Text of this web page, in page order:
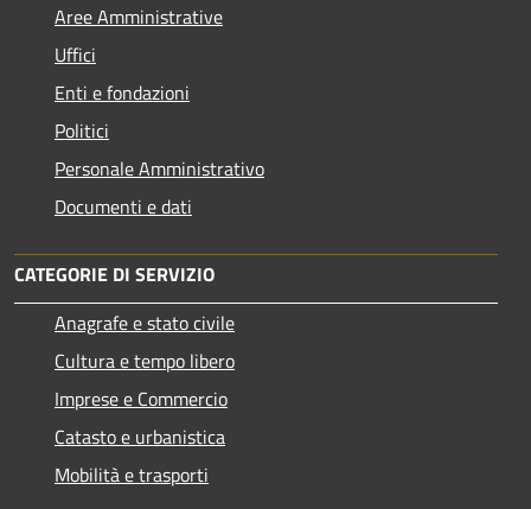
Aree Amministrative
Uffici
Enti e fondazioni
Politici
Personale Amministrativo
Documenti e dati
CATEGORIE DI SERVIZIO
Anagrafe e stato civile
Cultura e tempo libero
Imprese e Commercio
Catasto e urbanistica
Mobilità e trasporti